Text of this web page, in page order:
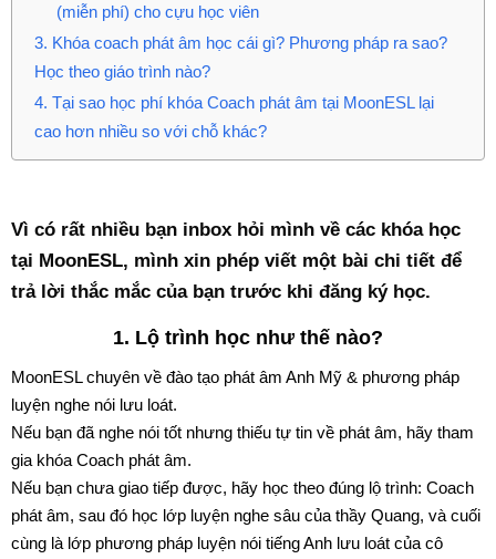
(miễn phí) cho cựu học viên
3. Khóa coach phát âm học cái gì? Phương pháp ra sao?
Học theo giáo trình nào?
4. Tại sao học phí khóa Coach phát âm tại MoonESL lại
cao hơn nhiều so với chỗ khác?
Vì có rất nhiều bạn inbox hỏi mình về các khóa học
tại MoonESL, mình xin phép viết một bài chi tiết để
trả lời thắc mắc của bạn trước khi đăng ký học.
1. Lộ trình học như thế nào?
MoonESL chuyên về đào tạo phát âm Anh Mỹ & phương pháp
luyện nghe nói lưu loát.
Nếu bạn đã nghe nói tốt nhưng thiếu tự tin về phát âm, hãy tham
gia khóa Coach phát âm.
Nếu bạn chưa giao tiếp được, hãy học theo đúng lộ trình: Coach
phát âm, sau đó học lớp luyện nghe sâu của thầy Quang, và cuối
cùng là lớp phương pháp luyện nói tiếng Anh lưu loát của cô